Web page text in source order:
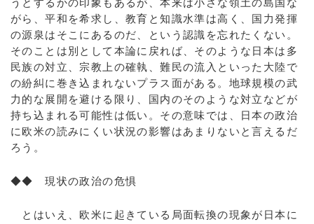
うとするかの印象もあるが、本来は小さな領土の島国な
がら、平和を希求し、教育と知識水準は高く、国力発揮
の源泉はそこにあるのだ、という認識を忘れたくない。
そのことは別として本論に戻れば、そのような日本は多
民族の対立、宗教上の確執、難民の流入といった大陸で
の紛糾に巻き込まれないプラス面がある。地球規模の武
力的な展開を避ける限り、国内のそのような対立などが
持ち込まれる可能性は低い。その意味では、日本の政治
に欧米の読みにくい状況の影響はあまりないと言えるだ
ろう。
◆◆ 現状の政治の危惧
とはいえ、欧米に起きている局面転換の現象が日本に